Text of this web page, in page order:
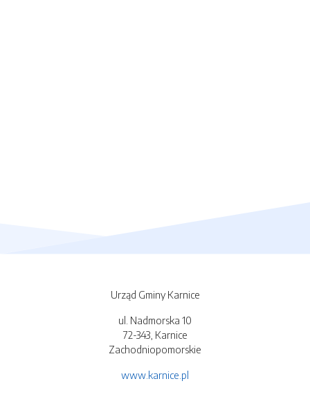
Urząd Gminy Karnice
ul. Nadmorska 10
72-343, Karnice
Zachodniopomorskie
www.karnice.pl